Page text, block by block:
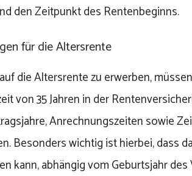
den Zeitpunkt des Rentenbeginns.
für die Altersrente
die Altersrente zu erwerben,
von 35 Jahren in der
Anrechnungszeiten sowie
Besonders wichtig ist hierbei, dass
kann, abhängig vom Geburtsjahr